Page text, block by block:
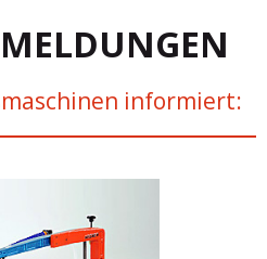
informiert: